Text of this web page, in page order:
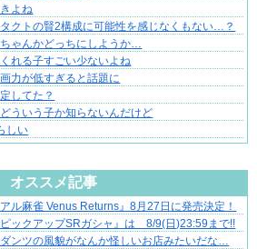
よね
タクトの賢2構成に可能性を感じなくもない…？
ちゃんかどっちにしようか…
れる子すごい少ないよね
力が低すぎると話題に
してた？
ういう子か知らないんだけど
しい
オススメ記事
れる瞬間
ル麻雀 Venus Returns』8月27日に発売決定！
ピックアップSRガシャ』は 8/9(日)23:59まで!!
ダンツの風貌がなんか怪しいお店みたいだな…